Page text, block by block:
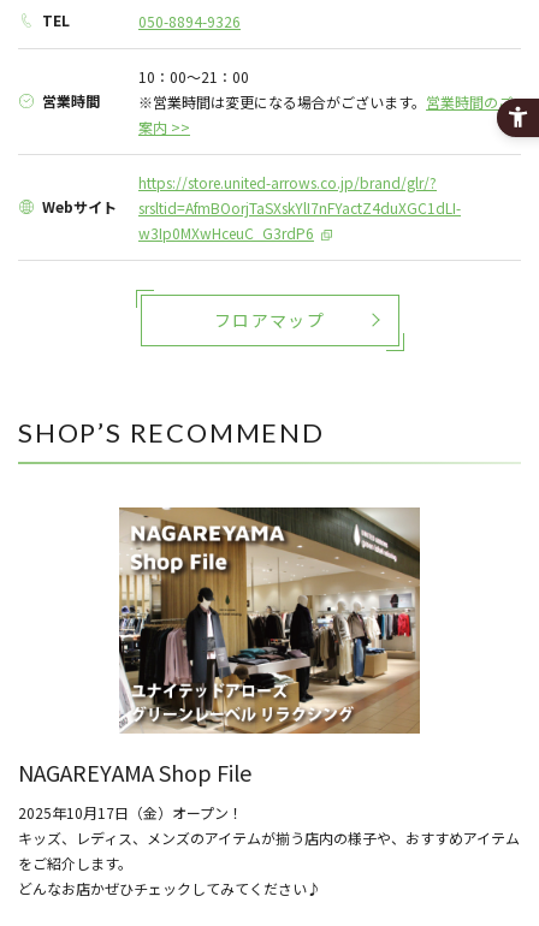
TEL 050-8894-9326
営業時間
10：00～21：00
※営業時間は変更になる場合がございます。 営業時間のご
案内 >>
Webサイト
https://store.united-arrows.co.jp/brand/glr/?
srsltid=AfmBOorjTaSXskYlI7nFYactZ4duXGC1dLI-
w3Ip0MXwHceuC_G3rdP6
フロアマップ
SHOP’S RECOMMEND
NAGAREYAMA Shop File
2025年10月17日（金）オープン！
キッズ、レディス、メンズのアイテムが揃う店内の様子や、おすすめアイテム
をご紹介します。
どんなお店かぜひチェックしてみてください♪